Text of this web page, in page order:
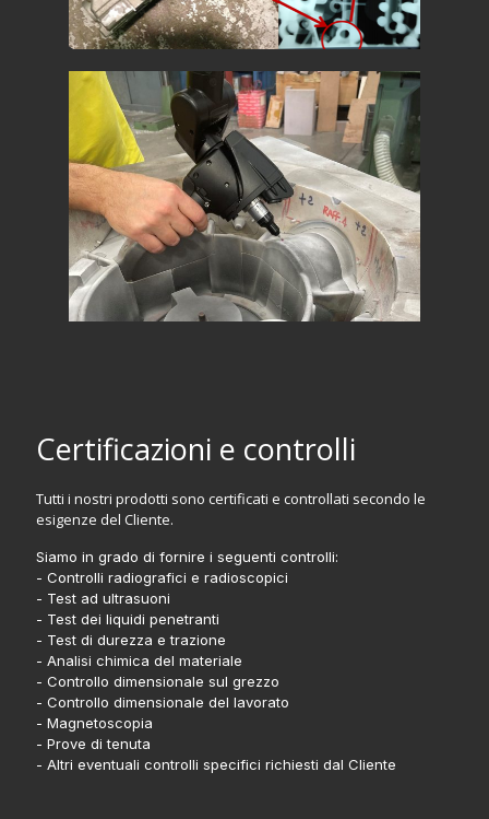
Certificazioni e controlli
Tutti i nostri prodotti sono certificati e controllati secondo le
esigenze del Cliente.
Siamo in grado di fornire i seguenti controlli:
- Controlli radiografici e radioscopici
- Test ad ultrasuoni
- Test dei liquidi penetranti
- Test di durezza e trazione
- Analisi chimica del materiale
- Controllo dimensionale sul grezzo
- Controllo dimensionale del lavorato
- Magnetoscopia
- Prove di tenuta
- Altri eventuali controlli specifici richiesti dal Cliente